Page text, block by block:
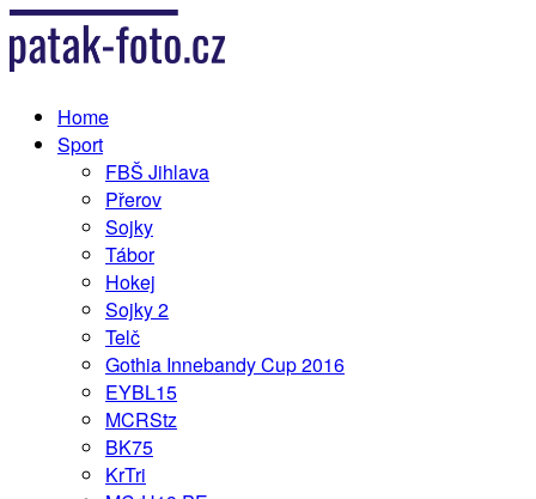
Home
Sport
FBŠ Jihlava
Přerov
Sojky
Tábor
Hokej
Sojky 2
Telč
Gothia Innebandy Cup 2016
EYBL15
MCRStz
BK75
KrTri